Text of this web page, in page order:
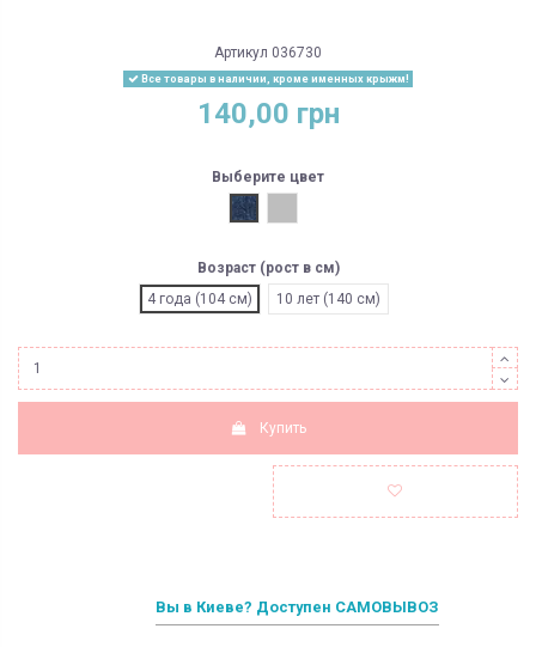
Артикул 036730
Все товары в наличии, кроме именных крыжм!
140,00 грн
Выберите цвет
Под джинс
Возраст (рост в см)
4 года (104 см)
10 лет (140 см)
Купить
Вы в Киеве? Доступен САМОВЫВОЗ